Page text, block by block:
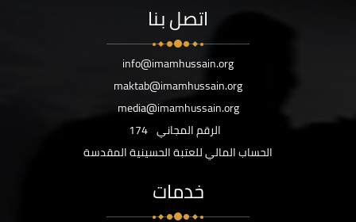
اتصل بنا
info@imamhussain.org
maktab@imamhussain.org
media@imamhussain.org
الرقم المجاني 174
الحساب المالي للعتبة الحسينية المقدسة
خدمات